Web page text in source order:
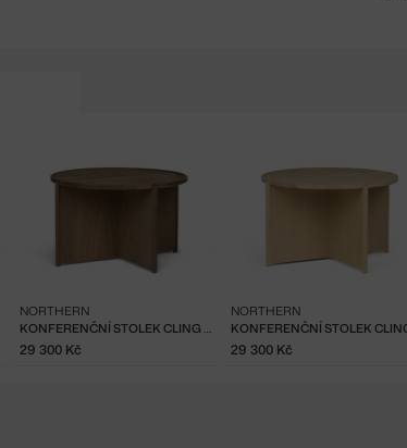
KONFERENČNÍ STOLEK CLING 70, SMOKED OAK
NORTHERN
29 300 Kč
NORTHERN
29 300 Kč